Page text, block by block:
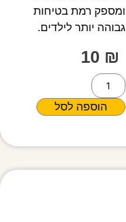
ומספק רמת בטיחות
גבוהה יותר לילדים.
10 ₪
הוספה לסל